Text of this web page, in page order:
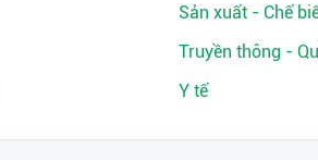
Sản xuất - Chế
Truyền thông -
Y tế